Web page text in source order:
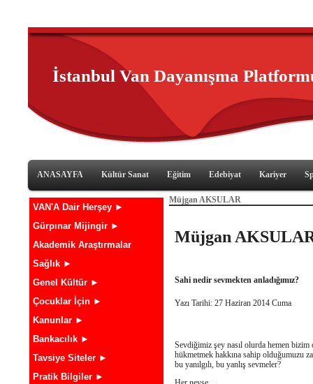
İstanbul Van Dayanışma
ANASAYFA Kültür Sanat Eğitim Edebiyat Kariyer
VAN'A Dair Herşey ►
Gürpınar Mijingir ►
Akademik Araştırmalar
Sağlık ►
Genel Kültür ►
Çocuklar İçin ►
Kanunlar ►
Bankacılık ►
Tavsiye Siteler ►
Pratik Bilgiler ►
Müjgan AKSULAR
Müjgan
Sahi nedir sevmekten anladığımız?
Yazı Tarihi: 27 Haziran 2014 Cuma
Sevdiğimiz şey nasıl olurda hemen
hükmetmek hakkına sahip olduğumuzu
bu yanılgılı, bu yanlış sevmeler?